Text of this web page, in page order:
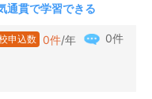
通貫で学習できる
申込数 0件/年 0件